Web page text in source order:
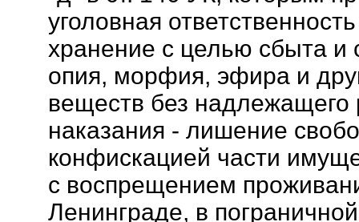
уголовная
хранение с целью сбыта и
опия, морфия, эфира и
веществ без
наказания - лишение
конфискацией части
с воспрещением
Ленинграде, в